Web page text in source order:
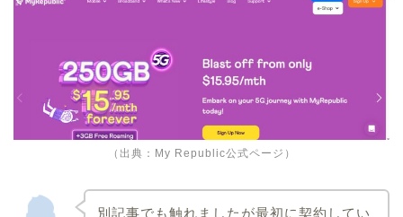
（出典： My Republic公式ページ ）
別記事でも触れましたが最初に契約してい